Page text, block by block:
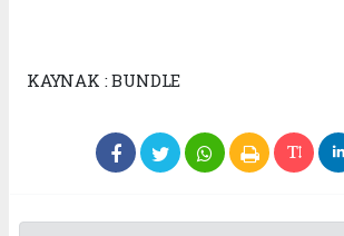
KAYNAK : BUNDLE